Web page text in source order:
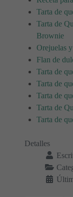
Tarta de
Tarta de
Brownie
Orejuelas
Flan de
Tarta de
Tarta de
Tarta de
Tarta de
Tarta de
Detalles